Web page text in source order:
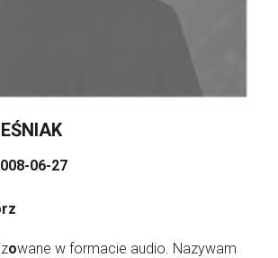
06-27
owane w formacie audio. Nazywam